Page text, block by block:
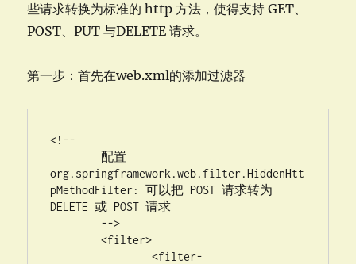
些请求转换为标准的 http 方法，使得支持 GET、
POST、PUT 与DELETE 请求。
第一步：首先在web.xml的添加过滤器
<!--
	配置
org.springframework.web.filter.HiddenHtt
pMethodFilter: 可以把 POST 请求转为
DELETE 或 POST 请求
	<filter>
		<filter-